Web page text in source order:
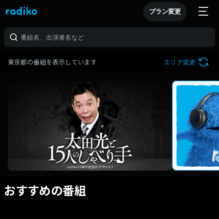
プラン変更
東京都の番組を表示しています エリア変更
おすすめの番組